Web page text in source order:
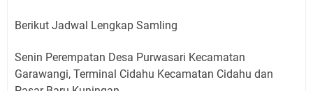
Berikut Jadwal Lengkap Samling
Senin Perempatan Desa Purwasari Kecamatan
Garawangi, Terminal Cidahu Kecamatan Cidahu dan